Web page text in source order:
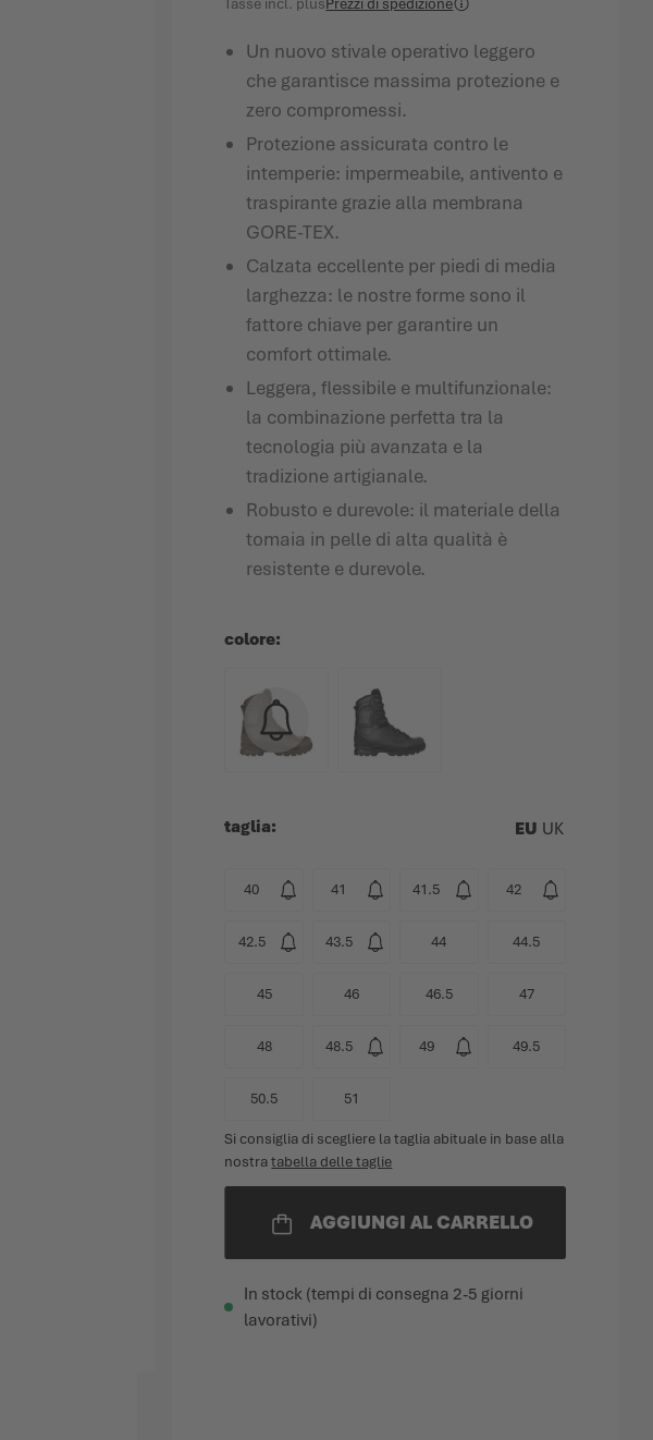
Tasse incl. plusPrezzi di spedizione
Un nuovo stivale operativo leggero
che garantisce massima protezione e
zero compromessi.
Protezione assicurata contro le
intemperie: impermeabile, antivento e
traspirante grazie alla membrana
GORE-TEX.
Calzata eccellente per piedi di media
larghezza: le nostre forme sono il
fattore chiave per garantire un
comfort ottimale.
Leggera, flessibile e multifunzionale:
la combinazione perfetta tra la
tecnologia più avanzata e la
tradizione artigianale.
Robusto e durevole: il materiale della
tomaia in pelle di alta qualità è
resistente e durevole.
colore
taglia EU UK
40 41 41.5 42
42.5 43.5 44 44.5
45 46 46.5 47
48 48.5 49 49.5
50.5 51
Si consiglia di scegliere la taglia abituale in base alla
nostratabella delle taglie
AGGIUNGI AL CARRELLO
In stock (tempi di consegna 2-5 giorni
lavorativi)